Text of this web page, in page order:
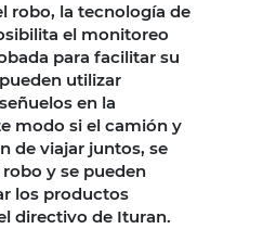
robo, la tecnología de
el monitoreo
para facilitar su
utilizar
en la
modo si el camión y
de viajar juntos, se
y se pueden
los productos
directivo de Ituran.